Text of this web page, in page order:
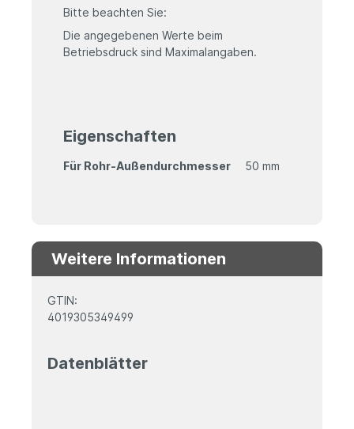
Bitte beachten Sie:
Die angegebenen Werte beim
Betriebsdruck sind Maximalangaben.
Eigenschaften
Für Rohr-Außendurchmesser 50 mm
Weitere Informationen
GTIN:
4019305349499
Datenblätter